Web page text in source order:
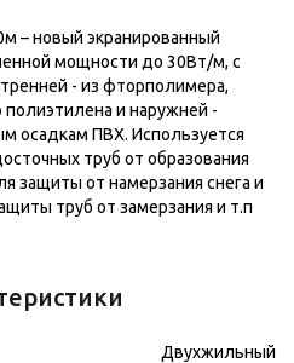
– новый экранированный
мощности до 30Вт/м, с
- из фторполимера,
и наружней -
осадкам ПВХ. Используется
труб от образования
защиты от намерзания снега и
труб от замерзания и т.п
Двухжильный